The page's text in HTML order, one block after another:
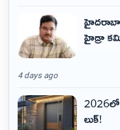
హైడ్రా
4 days ago
2026లో
లుక్!